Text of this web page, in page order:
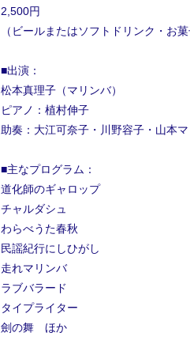
2,500円
（ビールまたはソフトドリンク・お菓
■出演：
松本真理子（マリンバ）
ピアノ：植村伸子
助奏：大江可奈子・川野容子・山本
■主なプログラム：
道化師のギャロップ
チャルダシュ
わらべうた春秋
民謡紀行にしひがし
走れマリンバ
ラブバラード
タイプライター
劍の舞 ほか